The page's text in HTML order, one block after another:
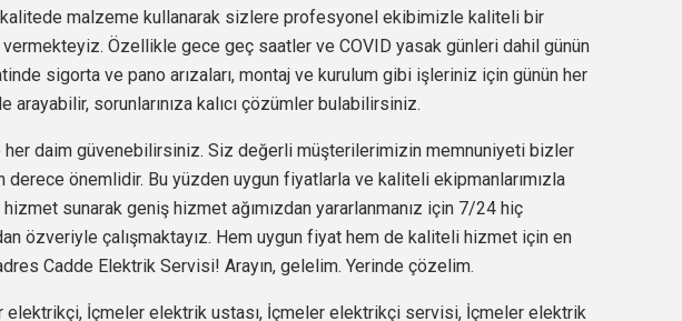
kalitede malzeme kullanarak sizlere profesyonel ekibimizle kaliteli bir
Özellikle gece geç saatler ve COVID yasak günleri dahil günün
sigorta ve pano arızaları, montaj ve kurulum gibi işleriniz için günün her
arayabilir, sorunlarınıza kalıcı çözümler bulabilirsiniz.
her daim güvenebilirsiniz. Siz değerli müşterilerimizin memnuniyeti bizler
derece önemlidir. Bu yüzden uygun fiyatlarla ve kaliteli ekipmanlarımızla
sunarak geniş hizmet ağımızdan yararlanmanız için 7/24 hiç
özveriyle çalışmaktayız. Hem uygun fiyat hem de kaliteli hizmet için en
Cadde Elektrik Servisi! Arayın, gelelim. Yerinde çözelim.
elektrikçi, İçmeler elektrik ustası, İçmeler elektrikçi servisi, İçmeler elektrik